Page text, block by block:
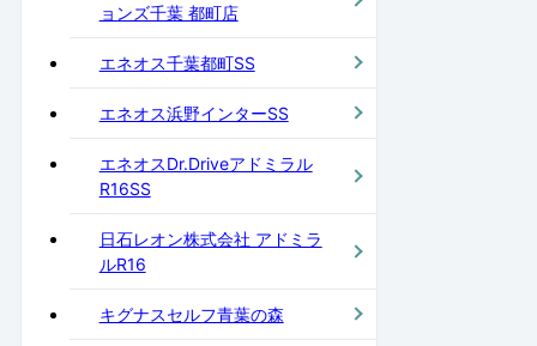
ョンズ千葉 都町店
エネオス千葉都町SS
エネオス浜野インターSS
エネオスDr.Driveアドミラル
R16SS
日石レオン株式会社 アドミラ
ルR16
キグナスセルフ青葉の森